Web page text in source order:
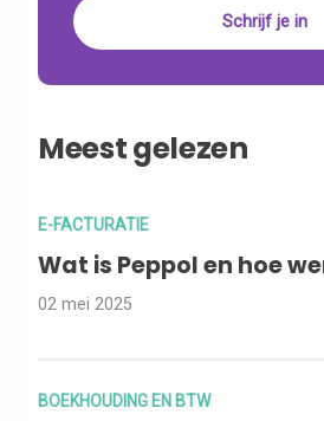
Meest gelezen
E-FACTURATIE
Wat is Peppol en hoe
02 mei 2025
BOEKHOUDING EN BTW